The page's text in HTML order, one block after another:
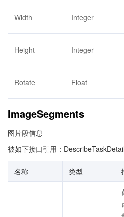
Width Integer
Height Integer
Rotate Float
ImageSegments
图片段信息
被如下接口引用：DescribeTaskDetail
名称 类型